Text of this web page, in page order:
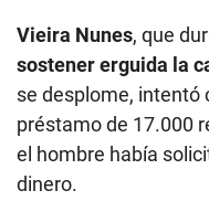
Vieira Nunes, que
sostener erguida la
se desplome, intentó
préstamo de 17.000
el hombre había
dinero.